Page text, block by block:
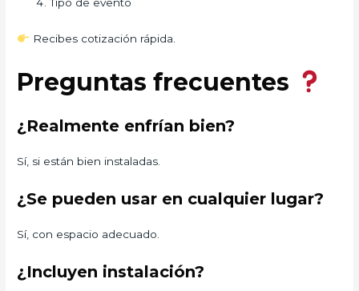
Recibes cotización rápida.
Preguntas frecuentes
¿Realmente enfrían bien?
Sí, si están bien instaladas.
¿Se pueden usar en cualquier lugar?
Sí, con espacio adecuado.
¿Incluyen instalación?